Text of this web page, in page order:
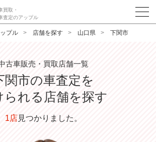
買取・
査定のアップル
プル 店舗を探す 山口県 下関市
古車販売・買取店舗一覧
関市の車査定を
られる店舗を探す
1店見つかりました。